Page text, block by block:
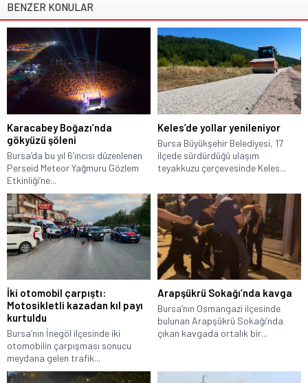
BENZER KONULAR
Karacabey Boğazı’nda
gökyüzü şöleni
Bursa’da bu yıl 6’ıncısı düzenlenen
Perseid Meteor Yağmuru Gözlem
Etkinliği’ne...
Keles’de yollar yenileniyor
Bursa Büyükşehir Belediyesi, 17
ilçede sürdürdüğü ulaşım
teyakkuzu çerçevesinde Keles...
İki otomobil çarpıştı:
Motosikletli kazadan kıl payı
kurtuldu
Bursa’nın İnegöl ilçesinde iki
otomobilin çarpışması sonucu
meydana gelen trafik...
Arapşükrü Sokağı’nda kavga
Bursa’nın Osmangazi ilçesinde
bulunan Arapşükrü Sokağı’nda
çıkan kavgada ortalık bir...